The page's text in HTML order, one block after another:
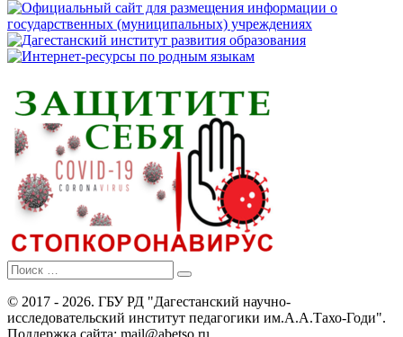
Поиск
для:
© 2017 - 2026. ГБУ РД "Дагестанский научно-
исследовательский институт педагогики им.А.А.Тахо-Годи".